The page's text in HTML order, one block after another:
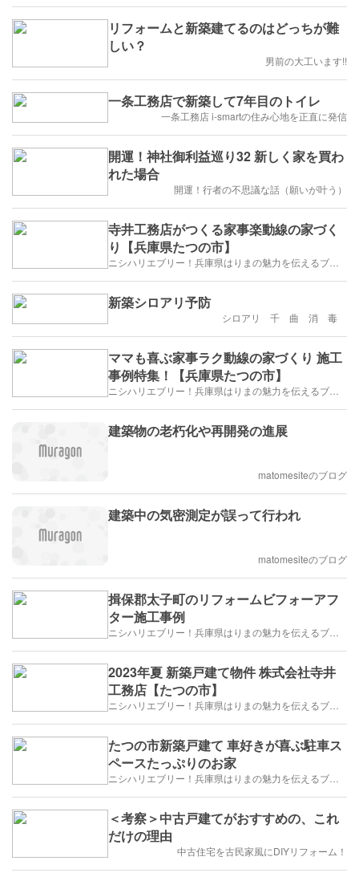
リフォームと新築建てるのはどっちが難
しい？
男前の大工います!!
一条工務店で新築して7年目のトイレ
一条工務店 i-smartの住み心地を正直に発信
開運！神社御利益巡り32 新しく家を買わ
れた場合
開運！行者の不思議な話（願いが叶う）
寺井工務店がつくる家事楽動線の家づく
り【兵庫県たつの市】
新築シロアリ予防
シロアリ 千 曲 消 毒
ママも喜ぶ家事ラク動線の家づくり 施工
事例特集！【兵庫県たつの市】
建築物の老朽化や再開発の進展
matomesiteのブログ
建築中の気密測定が誤って行われ
matomesiteのブログ
揖保郡太子町のリフォームビフォーアフ
ター施工事例
2023年夏 新築戸建て物件 株式会社寺井
工務店【たつの市】
たつの市新築戸建て 車好きが喜ぶ駐車ス
ペースたっぷりのお家
＜考察＞中古戸建てがおすすめの、これ
だけの理由
中古住宅を古民家風にDIYリフォーム！